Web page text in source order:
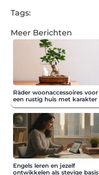
Tags:
Meer Berichten
Räder woonaccessoires voor
een rustig huis met karakter
Engels leren en jezelf
ontwikkelen als stevige basis